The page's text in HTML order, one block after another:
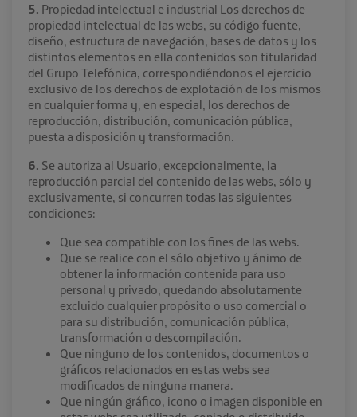
5. Propiedad intelectual e industrial Los derechos de
propiedad intelectual de las webs, su código fuente,
diseño, estructura de navegación, bases de datos y los
distintos elementos en ella contenidos son titularidad
del Grupo Telefónica, correspondiéndonos el ejercicio
exclusivo de los derechos de explotación de los mismos
en cualquier forma y, en especial, los derechos de
reproducción, distribución, comunicación pública,
puesta a disposición y transformación.
6. Se autoriza al Usuario, excepcionalmente, la
reproducción parcial del contenido de las webs, sólo y
exclusivamente, si concurren todas las siguientes
condiciones:
Que sea compatible con los fines de las webs.
Que se realice con el sólo objetivo y ánimo de
obtener la información contenida para uso
personal y privado, quedando absolutamente
excluido cualquier propósito o uso comercial o
para su distribución, comunicación pública,
transformación o descompilación.
Que ninguno de los contenidos, documentos o
gráficos relacionados en estas webs sea
modificados de ninguna manera.
Que ningún gráfico, icono o imagen disponible en